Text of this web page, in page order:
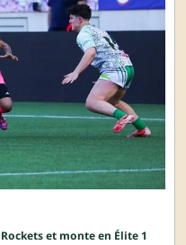
et monte en Élite 1